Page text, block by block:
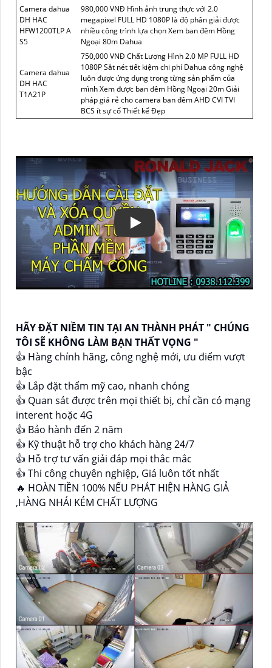
Camera dahua
DH HAC
HFW1200TLP A
S5
980,000 VNĐ Hình ảnh trung thực với 2.0
megapixel FULL HD 1080P là độ phân giải được
nhiều công trình lựa chọn Xem ban đêm Hồng
Ngoại 80m Dahua
Camera dahua
DH HAC
T1A21P
750,000 VNĐ Chất Lượng Hình 2.0 MP FULL HD
1080P Sắt nét tiết kiệm chi phí Dahua công nghệ
luôn được ứng dụng trong từng sản phẩm của
mình Xem được ban đêm Hồng Ngoại 20m Giải
pháp giá rẻ cho camera ban đêm AHD CVI TVI
BCS ít sự cố Thiết kế Đẹp
HÃY ĐẶT NIỀM TIN TẠI AN THÀNH PHÁT " CHÚNG
TÔI SẼ KHÔNG LÀM BẠN THẤT VỌNG "
👍 Hàng chính hãng, công nghệ mới, ưu điểm vượt
bậc
👍 Lắp đặt thẩm mỹ cao, nhanh chóng
👍 Quan sát được trên mọi thiết bị, chỉ cần có mạng
interent hoặc 4G
👍 Bảo hành đến 2 năm
👍 Kỹ thuật hỗ trợ cho khách hàng 24/7
👍 Hỗ trợ tư vấn giải đáp mọi thắc mắc
👍 Thi công chuyên nghiệp, Giá luôn tốt nhất
🔥 HOÀN TIỀN 100% NẾU PHÁT HIỆN HÀNG GIẢ
,HÀNG NHÁI KÉM CHẤT LƯỢNG